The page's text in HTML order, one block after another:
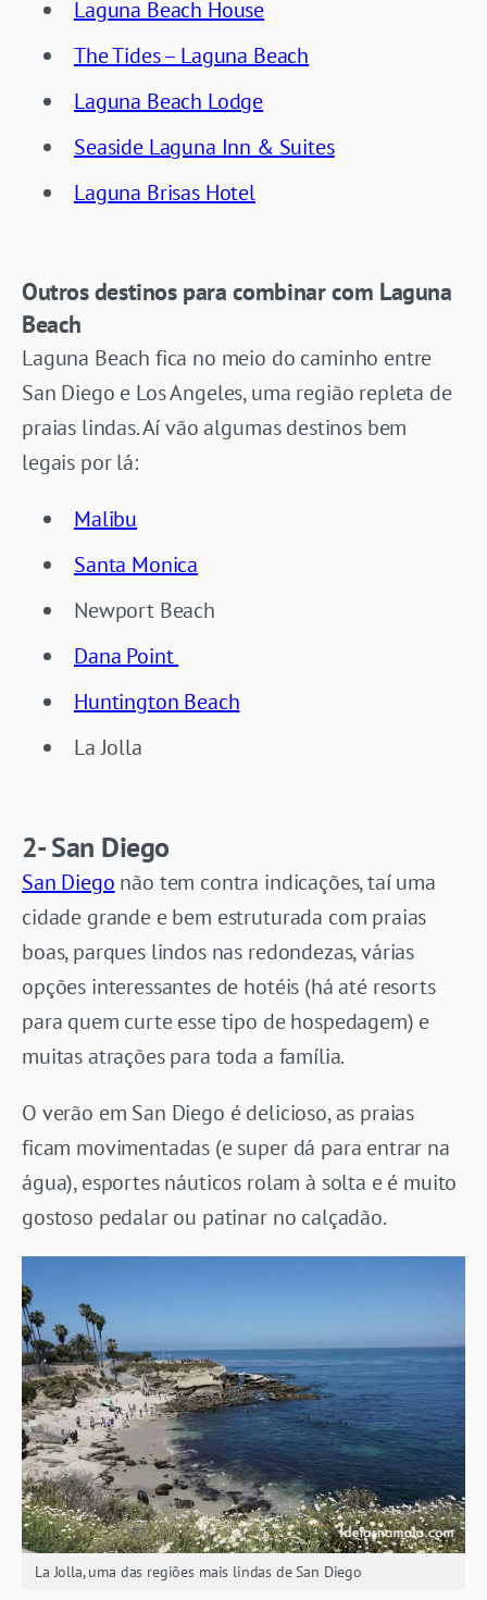
Laguna Beach House
The Tides – Laguna Beach
Laguna Beach Lodge
Seaside Laguna Inn & Suites
Laguna Brisas Hotel
Outros destinos para combinar com Laguna
Beach
Laguna Beach fica no meio do caminho entre
San Diego e Los Angeles, uma região repleta de
praias lindas. Aí vão algumas destinos bem
legais por lá:
Malibu
Santa Monica
Newport Beach
Dana Point
Huntington Beach
La Jolla
2- San Diego
San Diego não tem contra indicações, taí uma
cidade grande e bem estruturada com praias
boas, parques lindos nas redondezas, várias
opções interessantes de hotéis (há até resorts
para quem curte esse tipo de hospedagem) e
muitas atrações para toda a família.
O verão em San Diego é delicioso, as praias
ficam movimentadas (e super dá para entrar na
água), esportes náuticos rolam à solta e é muito
gostoso pedalar ou patinar no calçadão.
La Jolla, uma das regiões mais lindas de San Diego